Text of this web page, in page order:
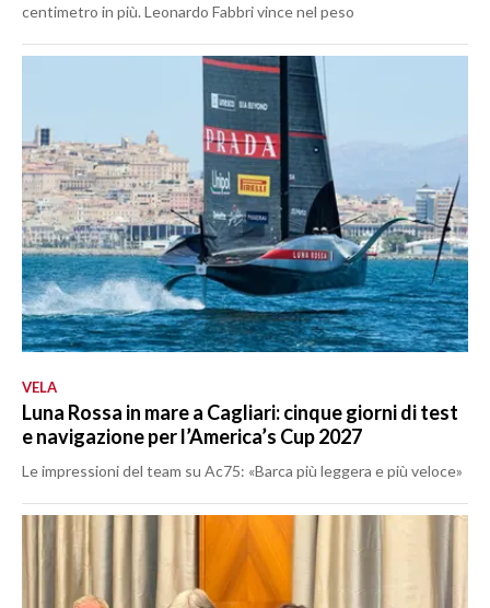
centimetro in più. Leonardo Fabbri vince nel peso
VELA
Luna Rossa in mare a Cagliari: cinque giorni di test
e navigazione per l’America’s Cup 2027
Le impressioni del team su Ac75: «Barca più leggera e più veloce»